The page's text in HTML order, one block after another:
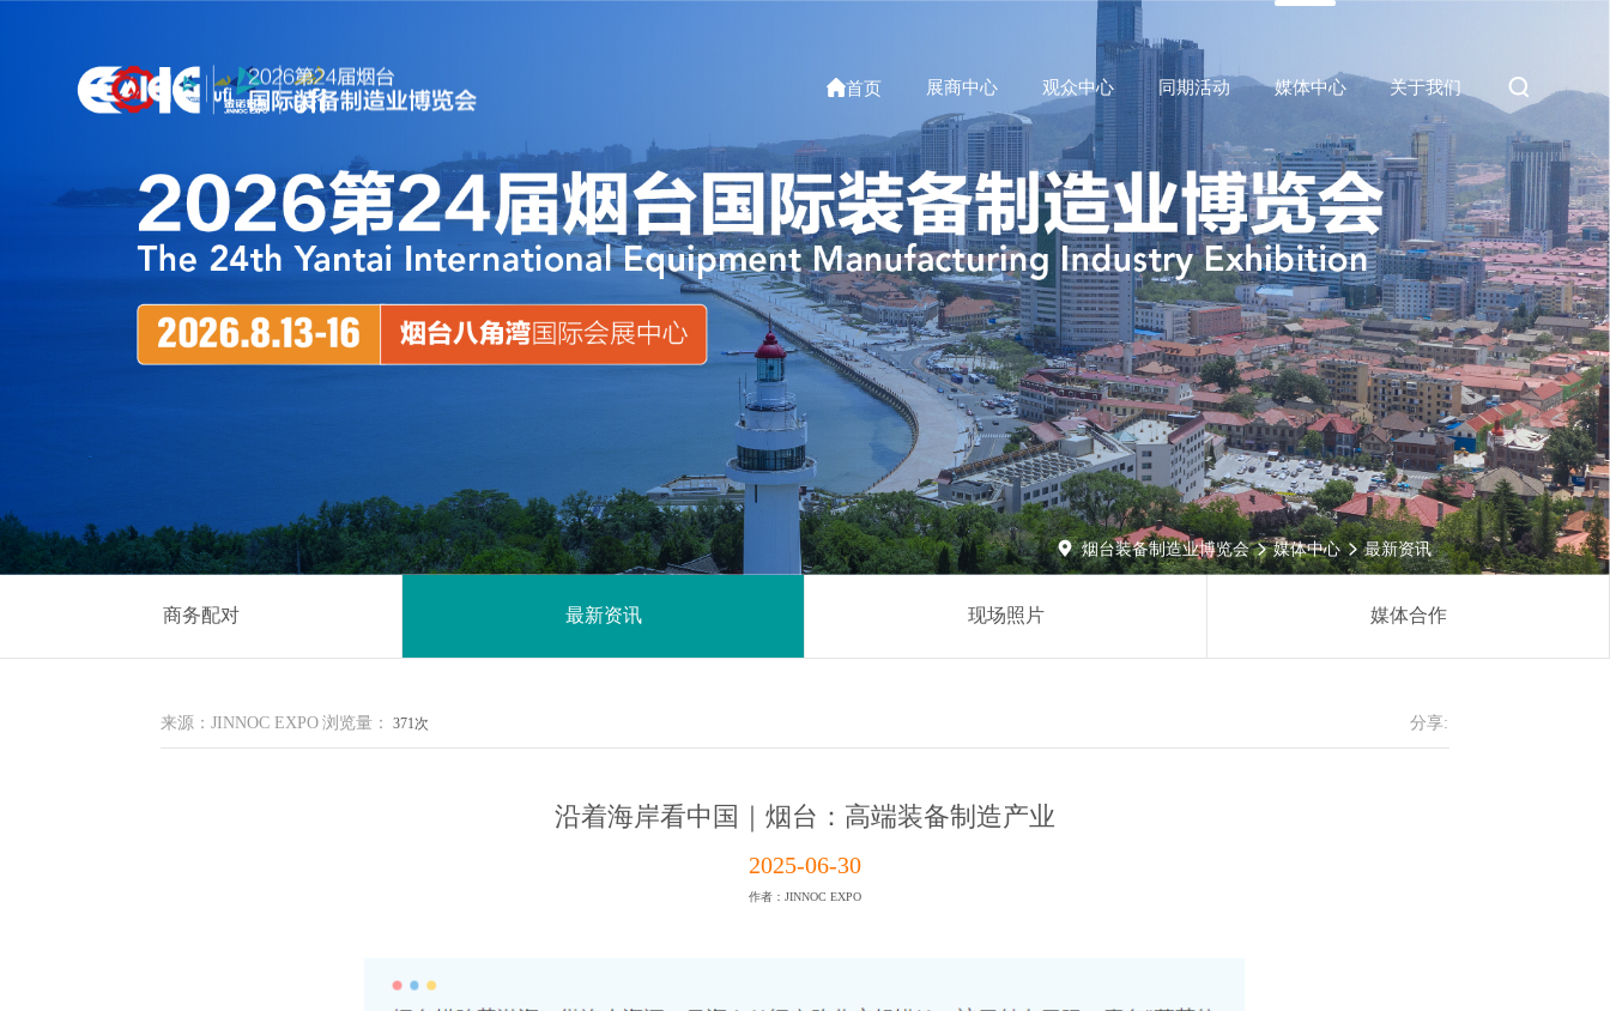
首页 展商中心 观众中心 同期活动 媒体中心 关于我们 
 烟台装备制造业博览会  媒体中心  最新资讯
商务配对 最新资讯 现场照片 媒体合作
来源：JINNOC EXPO 浏览量： 371次 分享:
沿着海岸看中国｜烟台：高端装备制造产业
2025-06-30
作者：JINNOC EXPO